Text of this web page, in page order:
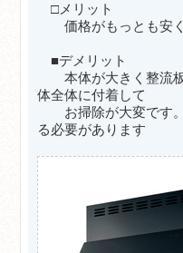
□メリット
価格がもっとも安く
■デメリット
本体が大きく整流板
体全体に付着して
お掃除が大変です。
る必要があります